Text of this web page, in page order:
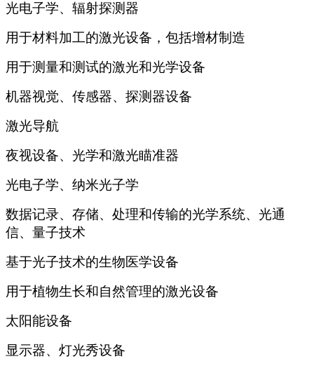
光电子学、辐射探测器
用于材料加工的激光设备，包括增材制造
用于测量和测试的激光和光学设备
机器视觉、传感器、探测器设备
激光导航
夜视设备、光学和激光瞄准器
光电子学、纳米光子学
数据记录、存储、处理和传输的光学系统、光通
信、量子技术
基于光子技术的生物医学设备
用于植物生长和自然管理的激光设备
太阳能设备
显示器、灯光秀设备